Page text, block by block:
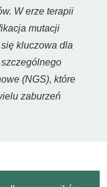
W erze terapii
mutacji
kluczowa dla
(NGS), które
zaburzeń